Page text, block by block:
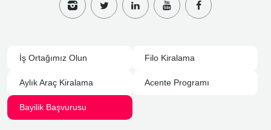
İş Ortağımız Olun Filo Kiralama
Aylık Araç Kiralama Acente Programı
Bayilik Başvurusu